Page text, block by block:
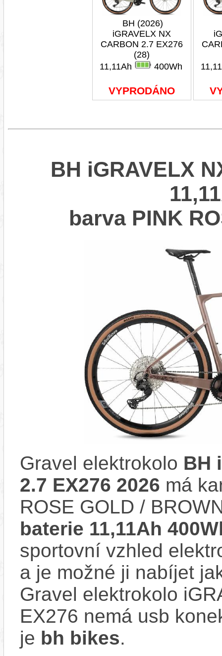
BH (2026)
iGRAVELX NX
CARBON 2.7 EX276
(28)
11,11Ah
400Wh
VYPRODÁNO
BH iGRAVELX
barva PINK
Gravel elektrokolo BH
2.7 EX276 2026 má
ROSE GOLD /
baterie 11,11Ah
sportovní vzhled
a je možné ji nabíjet
Gravel elektrokolo
EX276 nemá usb
je bh bikes.